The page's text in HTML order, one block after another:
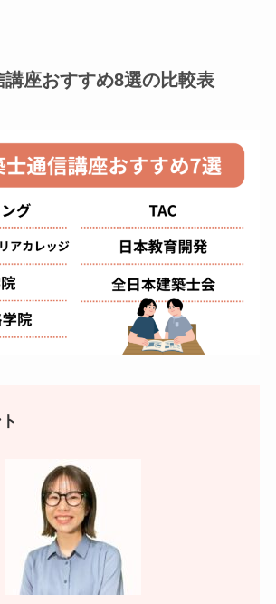
座おすすめ8選の比較表